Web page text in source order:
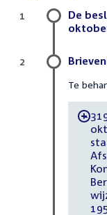
De
1
Te
-
2